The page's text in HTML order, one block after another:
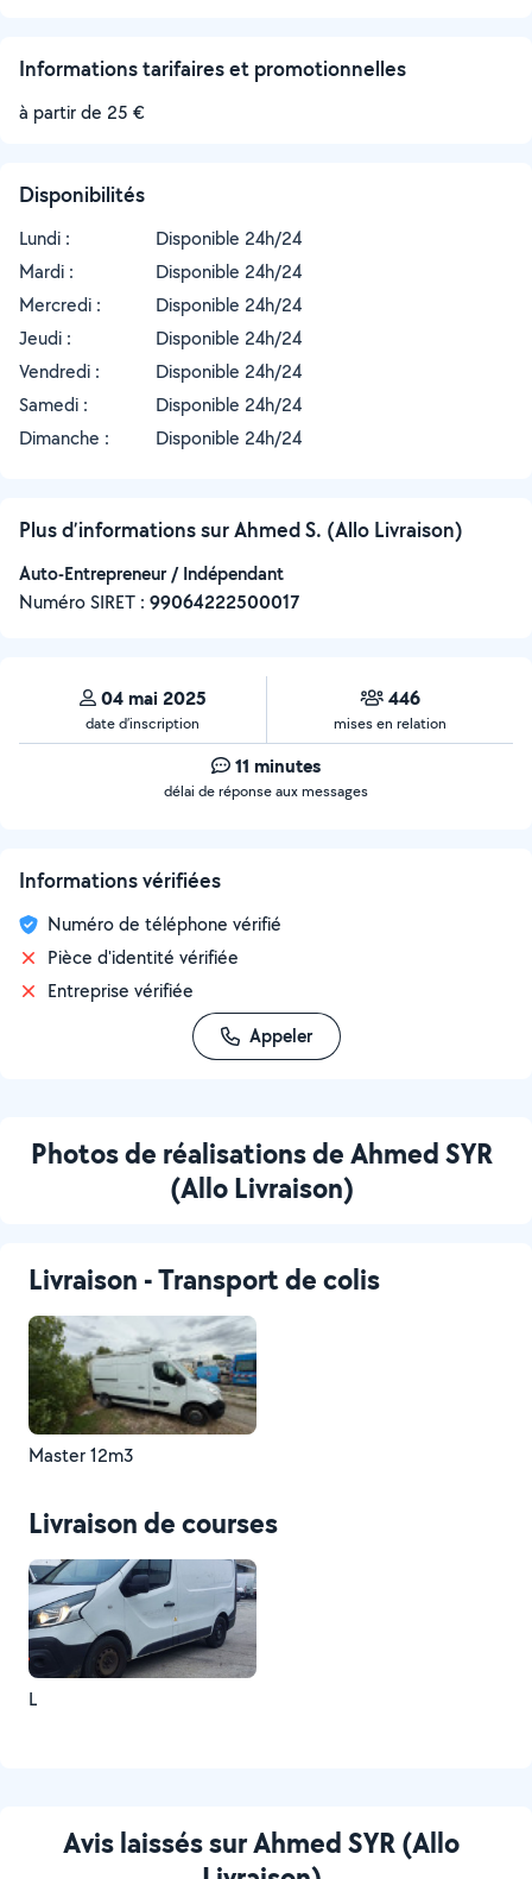
Informations tarifaires et promotionnelles
à partir de 25 €
Disponibilités
Lundi :
Disponible 24h/24
Mardi :
Disponible 24h/24
Mercredi :
Disponible 24h/24
Jeudi :
Disponible 24h/24
Vendredi :
Disponible 24h/24
Samedi :
Disponible 24h/24
Dimanche :
Disponible 24h/24
Plus d’informations sur Ahmed S. (Allo Livraison)
Auto-Entrepreneur / Indépendant
Numéro SIRET : ‍99064222500017
04 mai 2025
date d’inscription
446
mises en relation
11 minutes
délai de réponse aux messages
Informations vérifiées
Numéro de téléphone vérifié
Pièce d'identité vérifiée
Entreprise vérifiée
Appeler
Photos de réalisations de Ahmed SYR
(Allo Livraison)
Livraison - Transport de colis
Master 12m3
Livraison de courses
L
Avis laissés sur Ahmed SYR (Allo